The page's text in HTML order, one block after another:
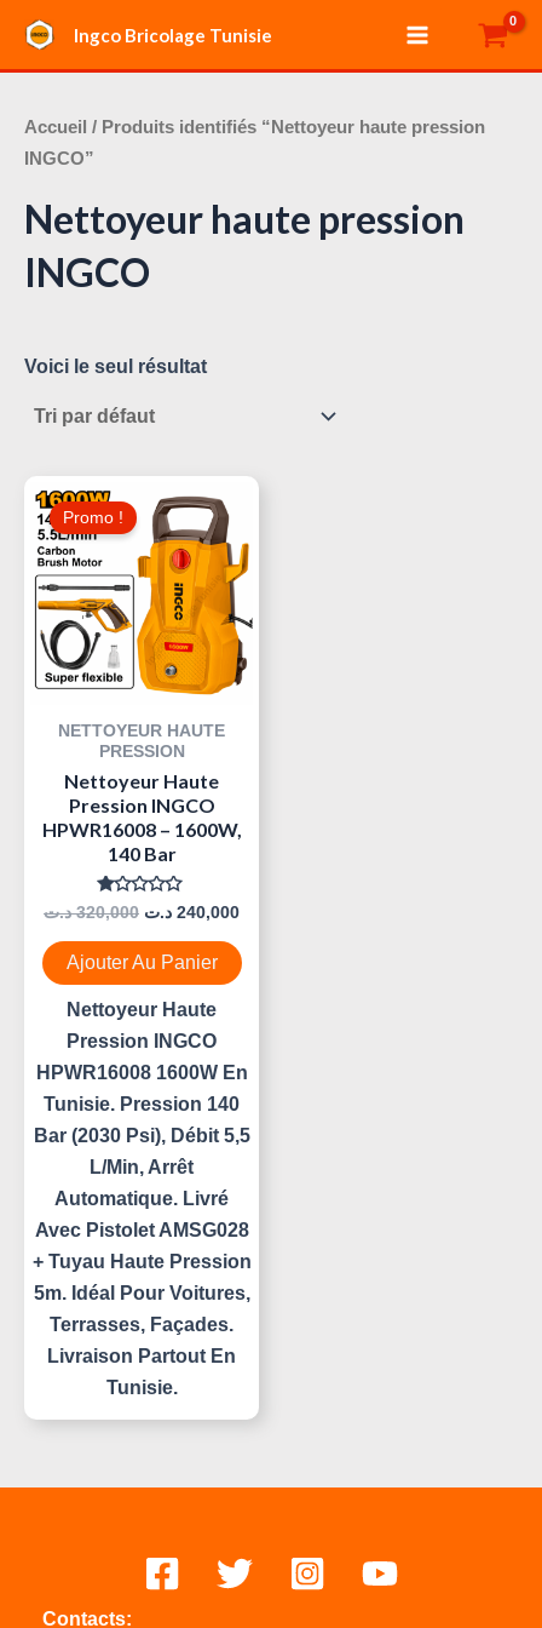
contenu
Ingco Bricolage Tunisie
Main
Menu
Accueil / Produits identifiés “Nettoyeur haute pression
INGCO”
Nettoyeur haute pression
INGCO
Voici le seul résultat
Promo !
NETTOYEUR HAUTE
PRESSION
Nettoyeur Haute
Pression INGCO
HPWR16008 – 1600W,
140 Bar
Note
0
Sur
5
320,000 د.ت
Prix
Initial
Était :
320,000 د.ت.
240,000 د.ت
Le
Est :
Ajouter Au Panier
Nettoyeur Haute
Pression INGCO
HPWR16008 1600W En
Tunisie. Pression 140
Bar (2030 Psi), Débit 5,5
L/min, Arrêt
Automatique. Livré
Avec Pistolet AMSG028
+ Tuyau Haute Pression
5m. Idéal Pour Voitures,
Terrasses, Façades.
Livraison Partout En
Tunisie.
Contacts: